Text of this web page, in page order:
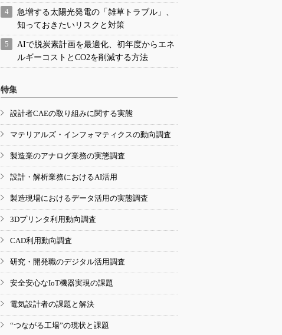
急増する太陽光発電の「雑草トラブル」、
知っておきたいリスクと対策
AIで脱炭素計画を最適化、初年度からエネ
ルギーコストとCO2を削減する方法
特集
設計者CAEの取り組みに関する実態
マテリアルズ・インフォマティクスの動向調査
製造業のアナログ業務の実態調査
設計・解析業務におけるAI活用
製造現場におけるデータ活用の実態調査
3Dプリンタ利用動向調査
CAD利用動向調査
研究・開発職のデジタル活用調査
安全安心なIoT機器実現の課題
電気設計者の課題と解決
“つながる工場”の現状と課題